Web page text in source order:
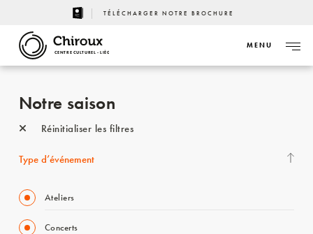
TÉLÉCHARGER NOTRE BROCHURE
CENTRE CULTUREL - LIÈGE
MENU
Notre saison
Réinitialiser les filtres
Type d’événement
Ateliers
Concerts